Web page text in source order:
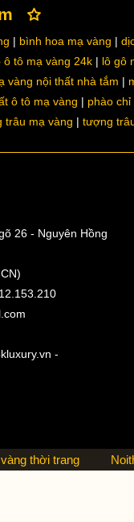
bình hoa mạ vàng
ô tô mạ vàng 24k
lô gô
vàng nội thất nhà tắm
ô tô mạ vàng
phào chỉ
trâu mạ vàng tượng
26 - Nguyên Hồng
-
thời trang